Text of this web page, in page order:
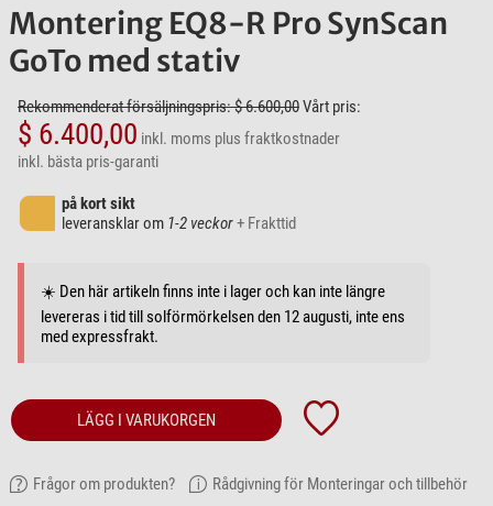
Montering EQ8-R Pro SynScan
GoTo med stativ
Rekommenderat försäljningspris: $ 6.600,00Vårt pris:
$ 6.400,00 inkl. moms plus fraktkostnader
inkl. bästa pris-garanti
på kort sikt
leveransklar om 1-2 veckor+ Frakttid
☀️ Den här artikeln finns inte i lager och kan inte längre
levereras i tid till solförmörkelsen den 12 augusti, inte ens
med expressfrakt.
LÄGG I VARUKORGEN
Frågor om produkten? Rådgivning för Monteringar och tillbehör